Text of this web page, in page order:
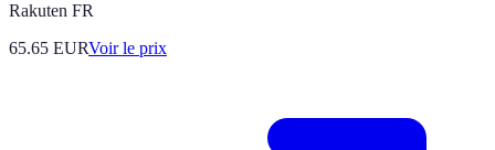
Rakuten FR
65.65 EURVoir le prix